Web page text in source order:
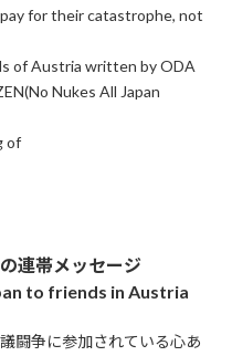
for their catastrophe, not
of Austria written by ODA
Nukes All Japan
of
連帯メッセージ
to friends in Austria
闘争に参加されている心あ